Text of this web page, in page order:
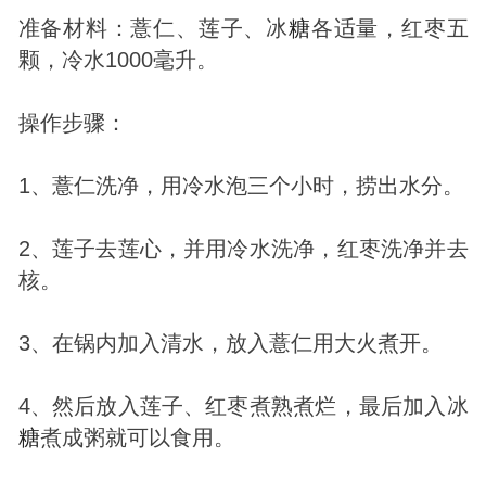
准备材料：薏仁、莲子、冰糖各适量，红枣五
颗，冷水1000毫升。
操作步骤：
1、薏仁洗净，用冷水泡三个小时，捞出水分。
2、莲子去莲心，并用冷水洗净，红枣洗净并去
核。
3、在锅内加入清水，放入薏仁用大火煮开。
4、然后放入莲子、红枣煮熟煮烂，最后加入冰
糖煮成粥就可以食用。